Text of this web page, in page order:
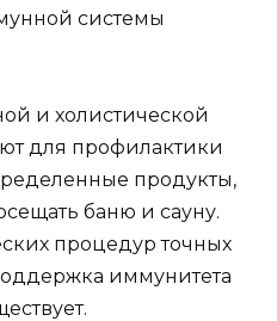
системы
и холистической
для профилактики
продукты,
баню и сауну.
процедур точных
иммунитета